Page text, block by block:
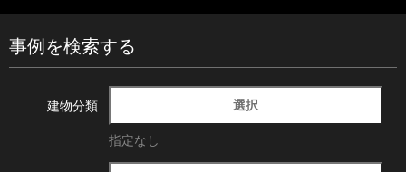
事例を検索する
建物分類 選択
指定なし